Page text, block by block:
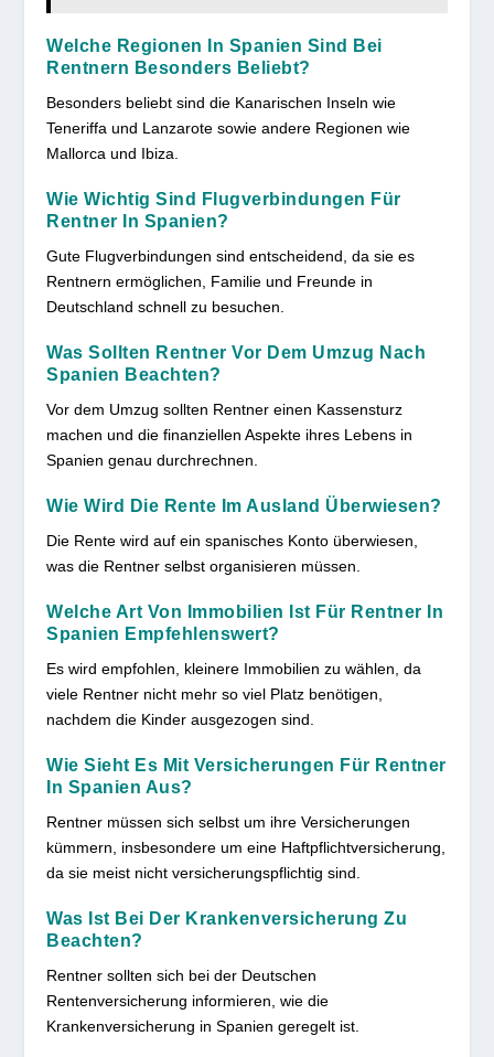
Welche Regionen In Spanien Sind Bei
Rentnern Besonders Beliebt?
Besonders beliebt sind die Kanarischen Inseln wie
Teneriffa und Lanzarote sowie andere Regionen wie
Mallorca und Ibiza.
Wie Wichtig Sind Flugverbindungen Für
Rentner In Spanien?
Gute Flugverbindungen sind entscheidend, da sie es
Rentnern ermöglichen, Familie und Freunde in
Deutschland schnell zu besuchen.
Was Sollten Rentner Vor Dem Umzug Nach
Spanien Beachten?
Vor dem Umzug sollten Rentner einen Kassensturz
machen und die finanziellen Aspekte ihres Lebens in
Spanien genau durchrechnen.
Wie Wird Die Rente Im Ausland Überwiesen?
Die Rente wird auf ein spanisches Konto überwiesen,
was die Rentner selbst organisieren müssen.
Welche Art Von Immobilien Ist Für Rentner In
Spanien Empfehlenswert?
Es wird empfohlen, kleinere Immobilien zu wählen, da
viele Rentner nicht mehr so viel Platz benötigen,
nachdem die Kinder ausgezogen sind.
Wie Sieht Es Mit Versicherungen Für Rentner
In Spanien Aus?
Rentner müssen sich selbst um ihre Versicherungen
kümmern, insbesondere um eine Haftpflichtversicherung,
da sie meist nicht versicherungspflichtig sind.
Was Ist Bei Der Krankenversicherung Zu
Beachten?
Rentner sollten sich bei der Deutschen
Rentenversicherung informieren, wie die
Krankenversicherung in Spanien geregelt ist.